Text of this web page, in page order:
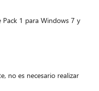
Pack 1 para Windows 7 y
no es necesario realizar